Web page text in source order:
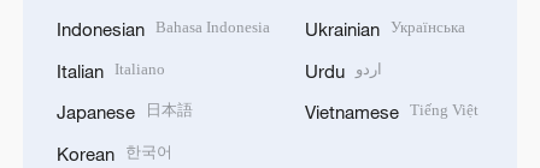
Indonesian Bahasa Indonesia
Italian Italiano
Japanese 日本語
Korean 한국어
Ukrainian Українська
Urdu اردو
Vietnamese Tiếng Việt